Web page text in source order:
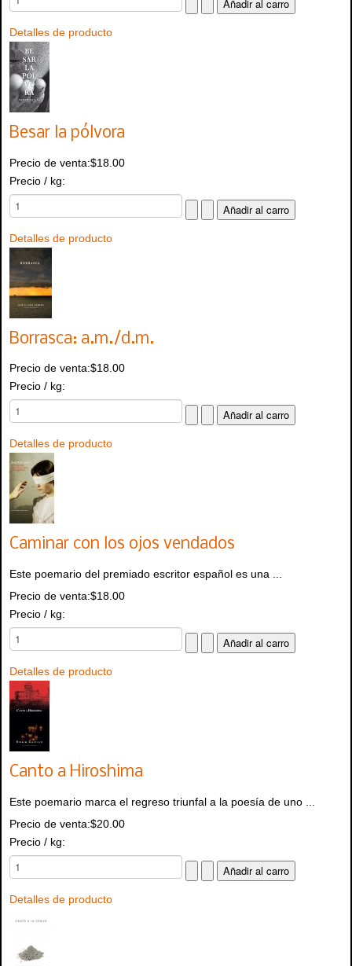
Detalles de producto
Besar la pólvora
Precio de venta:$18.00
Precio / kg:
Detalles de producto
Borrasca: a.m./d.m.
Precio de venta:$18.00
Precio / kg:
Detalles de producto
Caminar con los ojos vendados
Este poemario del premiado escritor español es una ...
Precio de venta:$18.00
Precio / kg:
Detalles de producto
Canto a Hiroshima
Este poemario marca el regreso triunfal a la poesía de uno ...
Precio de venta:$20.00
Precio / kg:
Detalles de producto